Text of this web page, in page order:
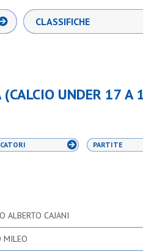
CLASSIFICHE
(CALCIO UNDER 17 A
PARTITE
ALBERTO CAJANI
MILEO